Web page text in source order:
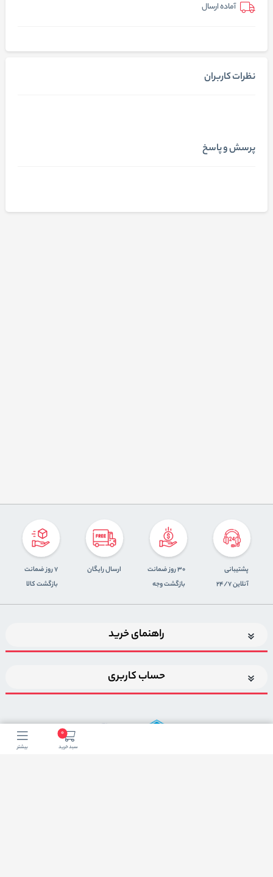
آماده ارسال
نظرات کاربران
پرسش و پاسخ
0
سبد خرید بیشتر
پشتیبانی
آنلاین 24/7
30 روز ضمانت
بازگشت وجه
ارسال رایگان
7 روز ضمانت
بازگشت کالا
راهنمای خرید
حساب کاربری